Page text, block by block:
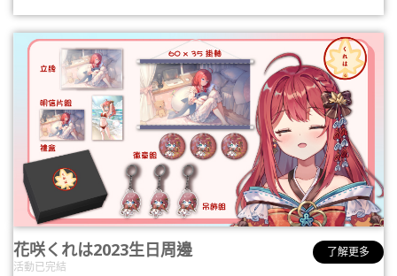
花咲くれは2023生日周邊
活動已完結
了解更多